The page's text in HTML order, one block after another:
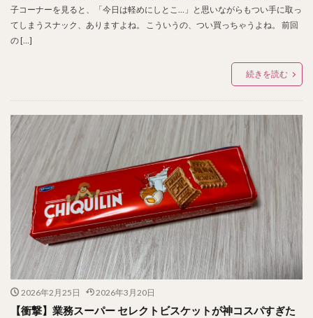
子コーナーを見ると、「今日は軽めにしとこ…」と思いながらもつい手に取っ
てしまうスナック、ありますよね。 こういうの、つい買っちゃうよね。 前回
の […]
続きを読む
2026年2月25日 2026年3月20日
【衝撃】業務スーパー セレクトビスケットが神コスパすぎた